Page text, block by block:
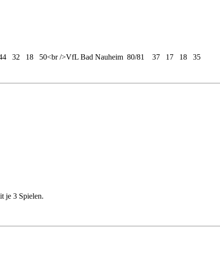
44 32 18 50<br />VfL Bad Nauheim 80/81 37 17 18 35
je 3 Spielen.